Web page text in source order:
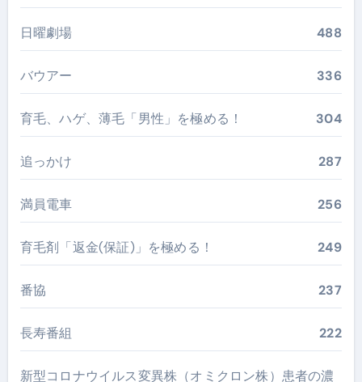
日曜劇場 488
バウアー 336
育毛、ハゲ、薄毛「男性」を極める！ 304
追っかけ 287
満員電車 256
育毛剤「返金(保証)」を極める！ 249
番協 237
長寿番組 222
新型コロナウイルス変異株（オミクロン株）患者の濃